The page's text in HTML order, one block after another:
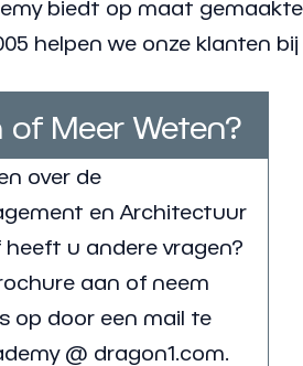
biedt op maat
helpen we onze klanten
Meer Weten?
over de
en Architectuur
heeft u andere vragen?
aan of neem
op door een mail te
@ dragon1.com.